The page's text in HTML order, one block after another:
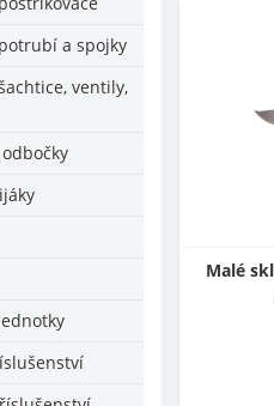
a spojky
ventily,
Malé